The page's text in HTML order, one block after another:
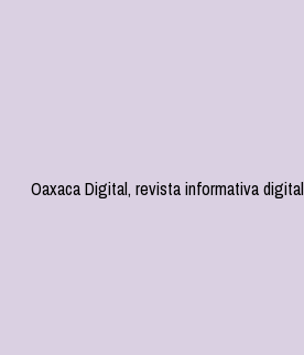
Oaxaca Digital, revista informativa digital